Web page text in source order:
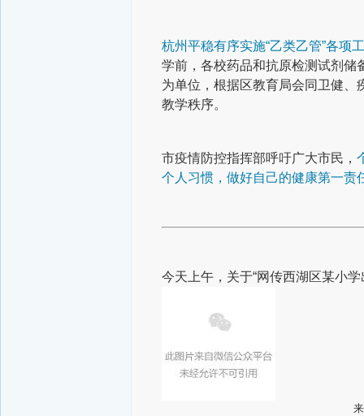
杭州平稳有序实施“乙类乙管”各项
学前，各校药品和抗原检测试剂储
为单位，根据区教育局会同卫健
教学秩序。
市疫情防控指挥部呼吁广大市民，
个人习惯，做好自己的健康第一责
今天上午，关于“网传西湖区某小